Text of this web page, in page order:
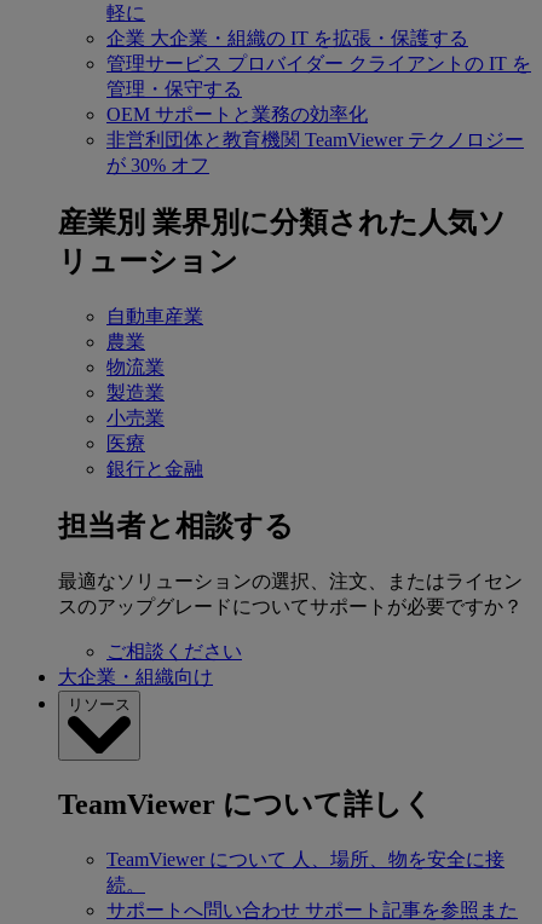
軽に
企業 大企業・組織の IT を拡張・保護する
管理サービス プロバイダー クライアントの IT を
管理・保守する
OEM サポートと業務の効率化
非営利団体と教育機関 TeamViewer テクノロジー
が 30% オフ
産業別 業界別に分類された人気ソ
リューション
自動車産業
農業
物流業
製造業
小売業
医療
銀行と金融
担当者と相談する
最適なソリューションの選択、注文、またはライセン
スのアップグレードについてサポートが必要ですか？
ご相談ください
大企業・組織向け
リソース
TeamViewer について詳しく
TeamViewer について 人、場所、物を安全に接
続。
サポートへ問い合わせ サポート記事を参照また